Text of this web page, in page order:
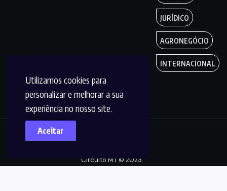
Utilizamos cookies para
personalizar e melhorar a sua
experiência no nosso site.
Aceitar
JURÍDICO
AGRONEGÓCIO
INTERNACIONAL
Circuito MT © 2023.